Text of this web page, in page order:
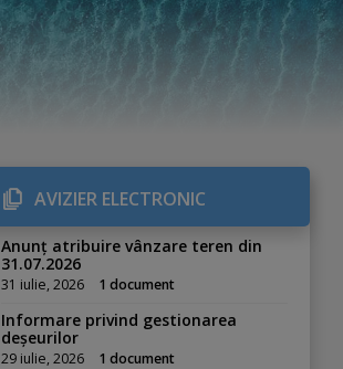
AVIZIER ELECTRONIC
Anunț atribuire vânzare teren din
31.07.2026
31 iulie, 2026 1 document
Informare privind gestionarea
deșeurilor
29 iulie, 2026 1 document